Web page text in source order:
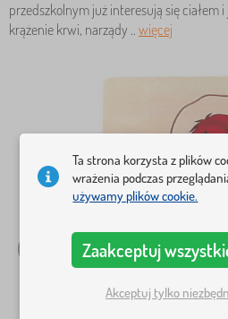
przedszkolnym już interesują się ciałem
krążenie krwi, narządy .. więcej
Ta strona korzysta z plików
wrażenia podczas
używamy plików cookie.
Zaakceptuj
Akceptuj tylko